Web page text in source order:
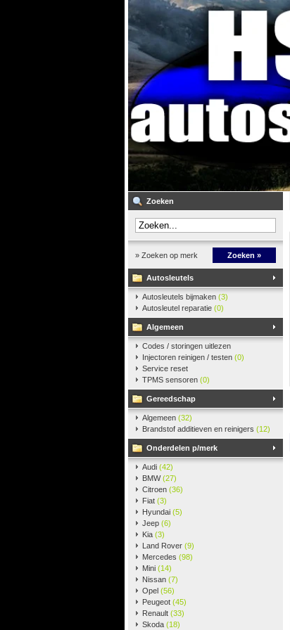
Zoeken
» Zoeken op merk Zoeken »
Autosleutels
Autosleutels bijmaken (3)
Autosleutel reparatie (0)
Algemeen
Codes / storingen uitlezen
Injectoren reinigen / testen (0)
Service reset
TPMS sensoren (0)
Gereedschap
Algemeen (32)
Brandstof additieven en reinigers (12)
Onderdelen p/merk
Audi (42)
BMW(27)
Citroen (36)
Fiat (3)
Hyundai (5)
Jeep (6)
Kia (3)
Land Rover (9)
Mercedes (98)
Mini (14)
Nissan (7)
Opel (56)
Peugeot (45)
Renault (33)
Skoda (18)